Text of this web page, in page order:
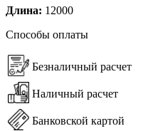
Длина: 12000
Способы оплаты
Безналичный расчет
Наличный расчет
Банковской картой